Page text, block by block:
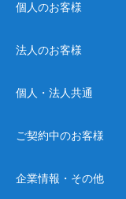
個人のお客様
運営会社
インターネット回線
Driveプロバイダ
モバイル通信
Drive WiMAX
法人のお客様
運営会社
インターネット回線
集客サービス
個人・法人共通
オプション
よくあるご質問
ご契約中のお客様
お客様情報確認
企業情報・その他